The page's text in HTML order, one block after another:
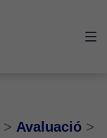
> Avaluació >